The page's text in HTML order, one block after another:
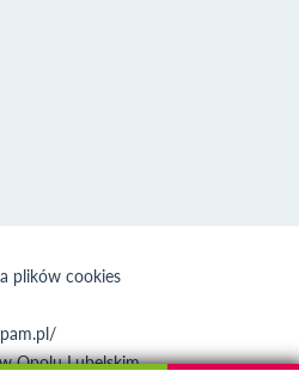
plików cookies
Opolu Lubelskim